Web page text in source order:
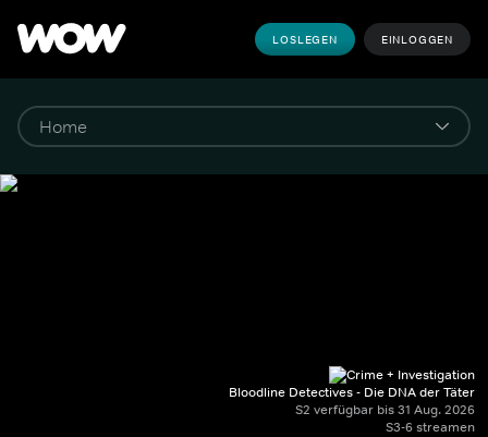
LOSLEGEN EINLOGGEN
Bloodline Detectives - Die DNA der Täter
S2 verfügbar bis 31 Aug. 2026
S3-6 streamen